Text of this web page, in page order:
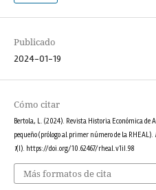
Publicado
2024-01-19
Cómo citar
Bertola, L. (2024). Revista Historia Económica de
pequeño (prólogo al primer número de la RHEAL).
1(I). https://doi.org/10.62467/rheal.v1iI.98
Más formatos de cita